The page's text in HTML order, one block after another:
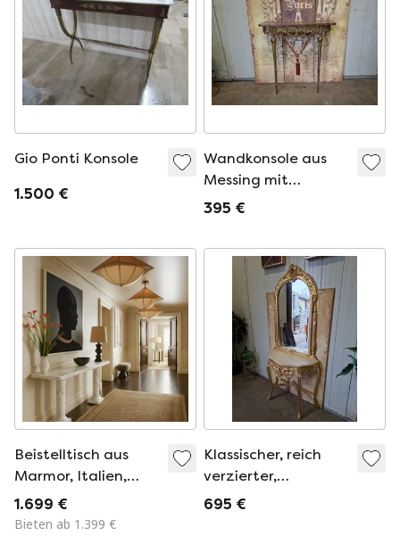
passendem
Spiegelständer.
Gio Ponti Konsole
1.500 €
Wandkonsole aus
Messing mit
Marmorplatte,
Konsolentisch, Maße
75 x 26 cm und 81
cm hoch.
395 €
Beistelltisch aus
Marmor, Italien,
1980
1.699 €
Bieten ab 1.399 €
Klassischer, reich
verzierter,
goldfarbener
695 €